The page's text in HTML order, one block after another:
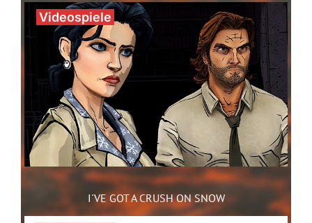
Videospiele
I´VE GOT A CRUSH ON SNOW